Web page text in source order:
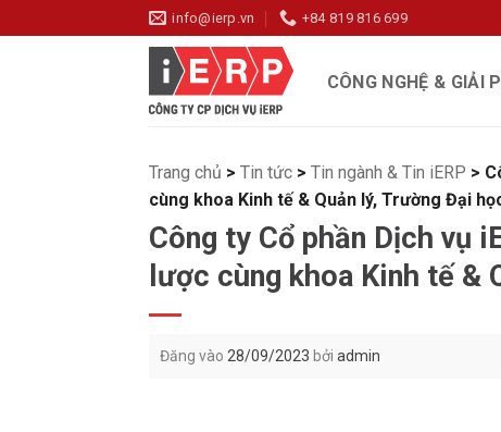
qua
info@ierp.vn +84 819 816 699
CÔNG NGHỆ & GIẢI
Trang chủ > Tin tức > Tin ngành & Tin iERP >
cùng khoa Kinh tế & Quản lý, Trường Đại
Công ty Cổ phần Dịch vụ
lược cùng khoa Kinh tế &
Đăng vào 28/09/2023 bởi admin